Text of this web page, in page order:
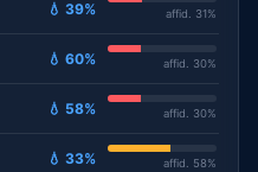
💧 39% affid. 31%
💧 60% affid. 30%
💧 58% affid. 30%
💧 33% affid. 58%